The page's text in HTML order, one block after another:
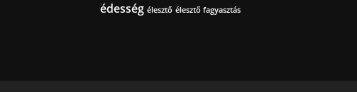
édesség élesztő élesztő fagyasztás